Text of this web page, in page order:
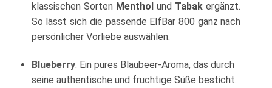
klassischen Sorten Mentholund Tabak ergänzt.
So lässt sich die passende ElfBar 800 ganz nach
persönlicher Vorliebe auswählen.
Blueberry: Ein pures Blaubeer-Aroma, das durch
seine authentische und fruchtige Süße besticht.